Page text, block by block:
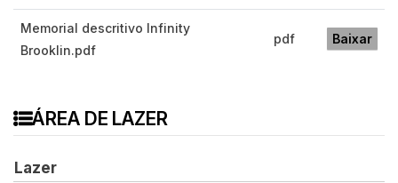
Memorial descritivo Infinity
Brooklin.pdf
pdf Baixar
ÁREA DE LAZER
Lazer